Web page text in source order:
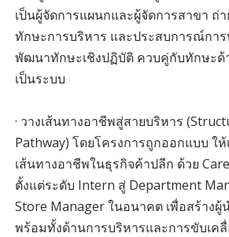
เป็นผู้จัดการแผนกและผู้จัดการสาขา ถ่
ทักษะการบริหาร และประสบการณ์การ
พัฒนาทักษะเชิงปฏิบัติ ควบคู่กับทักษะด้
เป็นระบบ
· วางเส้นทางอาชีพสู่สายบริหาร
Pathway) โดยโครงการถูกออกแบบ ใ
เส้นทางอาชีพในธุรกิจค้าปลีก ด้วย
ตั้งแต่ระดับ Intern สู่ Department
Store Manager ในอนาคต เพื่อสร้าง
พร้อมทั้งด้านการบริหารและการขับเค